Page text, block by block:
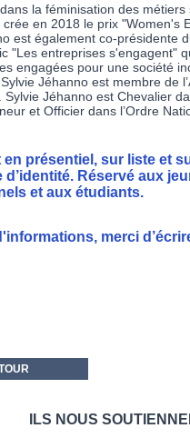
dans la féminisation des
en 2018 le prix "Women's
est également co-présidente
"Les entreprises s'engagent"
engagées pour une société
Jéhanno est membre de
Sylvie Jéhanno est Chevalier
et Officier dans l’Ordre
en présentiel, sur liste et
d’identité. Réservé aux
et aux étudiants.
merci
ILS NOUS